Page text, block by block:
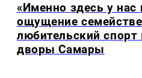
«Именно здесь у нас
ощущение
любительский
дворы Самары